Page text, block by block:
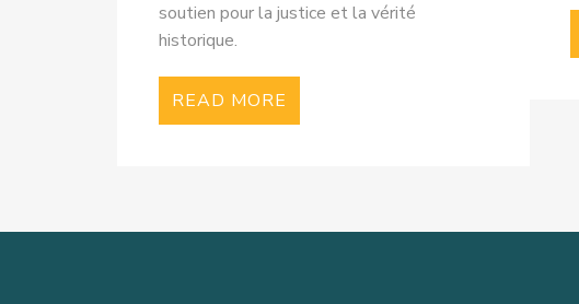
soutien pour la justice et la vérité
historique.
READ MORE